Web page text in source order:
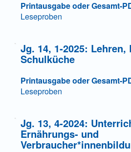
Printausgabe oder Gesamt-
Leseproben
Jg. 14, 1-2025: Lehren,
Schulküche
Printausgabe oder Gesamt-
Leseproben
Jg. 13, 4-2024:
Ernährungs- und